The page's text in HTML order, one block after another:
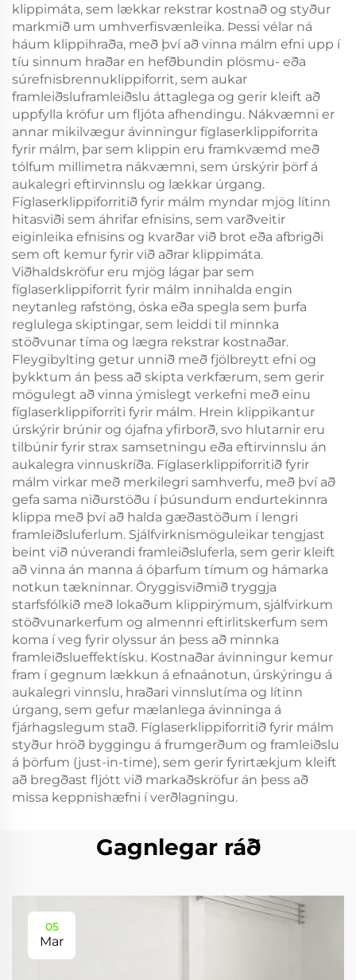
klippimáta, sem lækkar rekstrar kostnað og styður
markmið um umhverfisvænleika. Þessi vélar ná
háum klippihraða, með því að vinna málm efni upp í
tíu sinnum hraðar en hefðbundin plösmu- eða
súrefnisbrennuklippiforrit, sem aukar
framleiðsluframleiðslu áttaglega og gerir kleift að
uppfylla kröfur um fljóta afhendingu. Nákvæmni er
annar mikilvægur ávinningur fíglaserklippiforrita
fyrir málm, þar sem klippin eru framkvæmd með
tólfum millimetra nákvæmni, sem úrskýrir þörf á
aukalegri eftirvinnslu og lækkar úrgang.
Fíglaserklippiforritið fyrir málm myndar mjög lítinn
hitasviði sem áhrifar efnisins, sem varðveitir
eiginleika efnisins og kvarðar við brot eða afbrigði
sem oft kemur fyrir við aðrar klippimáta.
Viðhaldskröfur eru mjög lágar þar sem
fíglaserklippiforrit fyrir málm innihalda engin
neytanleg rafstöng, óska eða spegla sem þurfa
reglulega skiptingar, sem leiddi til minnka
stöðvunar tíma og lægra rekstrar kostnaðar.
Fleygibylting getur unnið með fjölbreytt efni og
þykktum án þess að skipta verkfærum, sem gerir
mögulegt að vinna ýmislegt verkefni með einu
fíglaserklippiforriti fyrir málm. Hrein klippikantur
úrskýrir brúnir og ójafna yfirborð, svo hlutarnir eru
tilbúnir fyrir strax samsetningu eða eftirvinnslu án
aukalegra vinnuskríða. Fíglaserklippiforritið fyrir
málm virkar með merkilegri samhverfu, með því að
gefa sama niðurstöðu í þúsundum endurtekinnra
klippa með því að halda gæðastöðum í lengri
framleiðsluferlum. Sjálfvirknismöguleikar tengjast
beint við núverandi framleiðsluferla, sem gerir kleift
að vinna án manna á óþarfum tímum og hámarka
notkun tækninnar. Öryggisviðmið tryggja
starfsfólkið með lokaðum klippirýmum, sjálfvirkum
stöðvunarkerfum og almennri eftirlitskerfum sem
koma í veg fyrir olyssur án þess að minnka
framleiðslueffektísku. Kostnaðar ávinningur kemur
fram í gegnum lækkun á efnaánotun, úrskýringu á
aukalegri vinnslu, hraðari vinnslutíma og lítinn
úrgang, sem gefur mælanlega ávinninga á
fjárhagslegum stað. Fíglaserklippiforritið fyrir málm
styður hröð byggingu á frumgerðum og framleiðslu
á þörfum (just-in-time), sem gerir fyrirtækjum kleift
að bregðast fljótt við markaðskröfur án þess að
missa keppnishæfni í verðlagningu.
Gagnlegar ráð
05
Mar